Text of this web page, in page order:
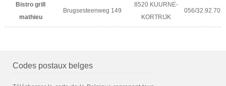
Bistro grill
mathieu
Brugsesteenweg 149
8520 KUURNE-
KORTRIJK
056/32.92.70
Codes postaux belges